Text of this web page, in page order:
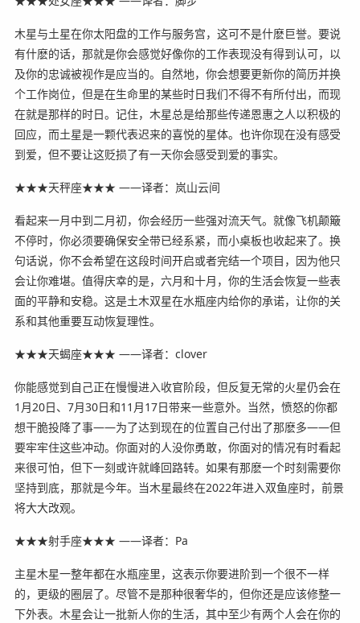
木星与土星在你太阳盘的工作与服务宫，这可不是什麽巨誉。要说
有什麽的话，那就是你会感觉好像你的工作表现没有得到认可，以
及你的忠诚被视作是应当的。自然地，你会想要更新你的简历并换
个工作岗位，但是在生命里的某些时日我们不得不有所付出，而现
在就是那样的时日。记住，木星总是给那些传递恩惠之人以积极的
回应，而土星是一颗代表迟来的喜悦的星体。也许你现在没有感受
到爱，但不要让这贬损了有一天你会感受到爱的事实。
★★★天秤座★★★ ——译者：岚山云间
看起来一月中到二月初，你会经历一些强对流天气。就像飞机颠簸
不停时，你必须要确保安全带已经系紧，而小桌板也收起来了。换
句话说，你不会希望在这段时间开启或者完结一个项目，因为他只
会让你难堪。值得庆幸的是，六月和十月，你的生活会恢复一些表
面的平静和安稳。这是土木双星在水瓶座内给你的承诺，让你的关
系和其他重要互动恢复理性。
★★★天蝎座★★★ ——译者：clover
你能感觉到自己正在慢慢进入收官阶段，但反复无常的火星仍会在
1月20日、7月30日和11月17日带来一些意外。当然，愤怒的你都
想干脆投降了事——为了达到现在的位置自己付出了那麽多——但
要牢牢住这些冲动。你面对的人没你勇敢，你面对的情况有时看起
来很可怕，但下一刻或许就峰回路转。如果有那麽一个时刻需要你
坚持到底，那就是今年。当木星最终在2022年进入双鱼座时，前景
将大大改观。
★★★射手座★★★ ——译者：Pa
主星木星一整年都在水瓶座里，这表示你要进阶到一个很不一样
的，更级的圈层了。尽管不是那种很奢华的，但你还是应该修整一
下外表。木星会让一批新人你的生活，其中至少有两个人会在你的